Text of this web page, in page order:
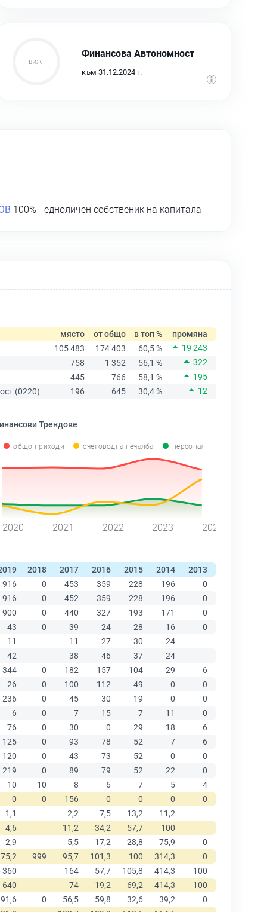
Финансова Автономност
към 31.12.2024 г.
100% - едноличен собственик на капитала
място от общо в топ %
промяна
105 483
174 403 60,5 %
19 243
758
1 352 56,1 %
322
445
766 58,1 %
195
(0220)
196 645 30,4 % 12
Трендове
общо приходи счетоводна печалба персонал
2020 2021 2022 2023 2024
2018 2017 2016 2015 2014 2013